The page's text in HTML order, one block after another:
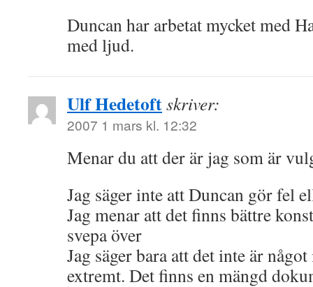
Duncan har arbetat mycket med
med ljud.
Ulf Hedetoftskriver:
2007 1 mars kl. 12:32
Menar du att der är jag som är
Jag säger inte att Duncan gör fel
Jag menar att det finns bättre
svepa över
Jag säger bara att det inte är
extremt. Det finns en mängd